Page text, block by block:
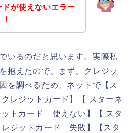
が使えないエラー
いるのだと思います。実際私
抱えたので、まず、クレジッ
を調べるため、ネットで【ス
レジットカード】【 スターネ
ットカード 使えない】【 スタ
レジットカード 失敗】【スタ